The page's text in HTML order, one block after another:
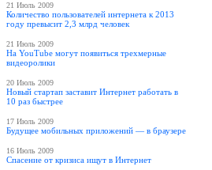
21 Июль 2009
Количество пользователей интернета к 2013
году превысит 2,3 млрд человек
21 Июль 2009
На YouTube могут появиться трехмерные
видеоролики
20 Июль 2009
Новый стартап заставит Интернет работать в
10 раз быстрее
17 Июль 2009
Будущее мобильных приложений — в браузере
16 Июль 2009
Спасение от кризиса ищут в Интернет